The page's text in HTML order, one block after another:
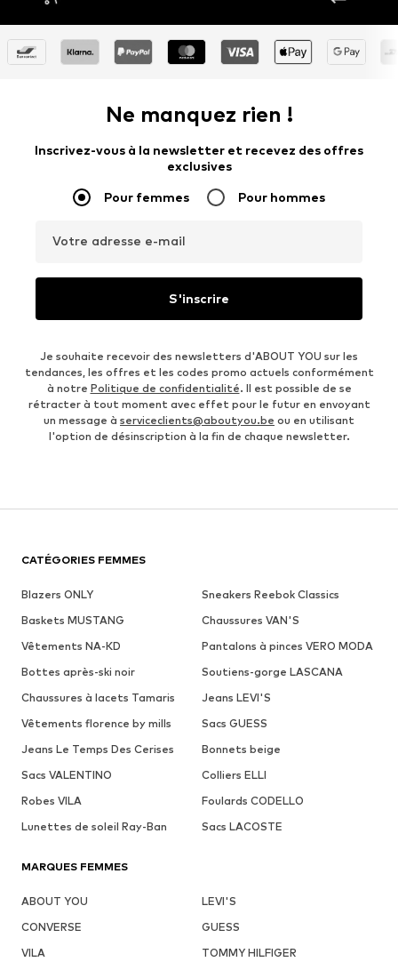
Ne manquez rien !
Inscrivez-vous à la newsletter et recevez des offres
exclusives
Pour femmes Pour hommes
Votre adresse e-mail
S'inscrire
Je souhaite recevoir des newsletters d'ABOUT YOU sur les
tendances, les offres et les codes promo actuels conformément
à notre Politique de confidentialité. Il est possible de se
rétracter à tout moment avec effet pour le futur en envoyant
un message à serviceclients@aboutyou.be ou en utilisant
l'option de désinscription à la fin de chaque newsletter.
CATÉGORIES FEMMES
Blazers ONLY
Sneakers Reebok Classics
Baskets MUSTANG
Chaussures VAN'S
Vêtements NA-KD
Pantalons à pinces VERO MODA
Bottes après-ski noir
Soutiens-gorge LASCANA
Chaussures à lacets Tamaris
Jeans LEVI'S
Vêtements florence by mills
Sacs GUESS
Jeans Le Temps Des Cerises
Bonnets beige
Sacs VALENTINO
Colliers ELLI
Robes VILA
Foulards CODELLO
Lunettes de soleil Ray-Ban
Sacs LACOSTE
MARQUES FEMMES
ABOUT YOU
LEVI'S
CONVERSE
GUESS
VILA
TOMMY HILFIGER